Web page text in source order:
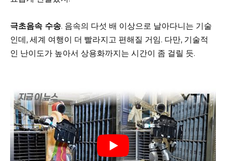
극초음속 수송. 음속의 다섯 배 이상으로 날아다니는 기술
인데, 세계 여행이 더 빨라지고 편해질 거임. 다만, 기술적
인 난이도가 높아서 상용화까지는 시간이 좀 걸릴 듯.